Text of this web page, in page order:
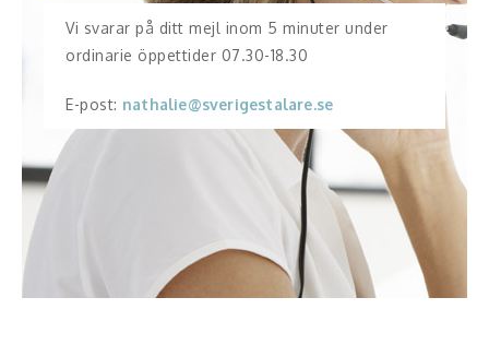
Vi svarar på ditt mejl inom 5 minuter under
ordinarie öppettider 07.30-18.30
E-post: nathalie@sverigestalare.se